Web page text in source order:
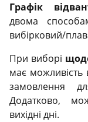
Графік
двома
вибірковий/
При виборі
має можливість
замовлення
Додатково,
вихідні дні.